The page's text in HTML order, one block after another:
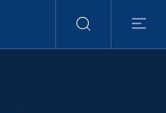
Suche
Menu